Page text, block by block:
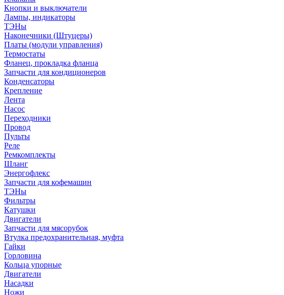
Кнопки и выключатели
Лампы, индикаторы
ТЭНы
Наконечники (Штуцеры)
Платы (модули управления)
Термостаты
Фланец, прокладка фланца
Запчасти для кондиционеров
Конденсаторы
Крепление
Лента
Насос
Переходники
Провод
Пульты
Реле
Ремкомплекты
Шланг
Энергофлекс
Запчасти для кофемашин
ТЭНы
Фильтры
Катушки
Двигатели
Запчасти для мясорубок
Втулка предохранительная, муфта
Гайки
Горловина
Кольца упорные
Двигатели
Насадки
Ножи